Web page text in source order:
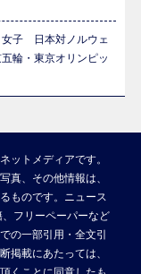
女子 日本対ノルウェ
輪・東京オリンピッ
ットメディアです。
真、その他情報は、
ものです。ニュース
フリーペーパーなど
の一部引用・全文引
掲載にあたっては、